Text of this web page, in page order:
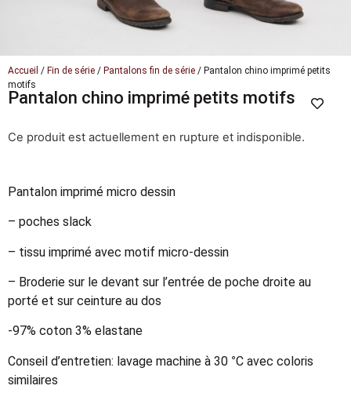
Accueil / Fin de série / Pantalons fin de série / Pantalon chino imprimé petits
motifs
Pantalon chino imprimé petits motifs
Ce produit est actuellement en rupture et indisponible.
Pantalon imprimé micro dessin
– poches slack
– tissu imprimé avec motif micro-dessin
– Broderie sur le devant sur l’entrée de poche droite au
porté et sur ceinture au dos
-97% coton 3% elastane
Conseil d’entretien: lavage machine à 30 °C avec coloris
similaires